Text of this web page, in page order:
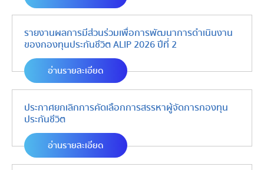
รายงานผลการมีส่วนร่วมเพื่อการพัฒนาการดำเนินงาน
ของกองทุนประกันชีวิต ALIP 2026 ปีที่ 2
อ่านรายละเอียด
ประกาศยกเลิกการคัดเลือกการสรรหาผู้จัดการกองทุน
ประกันชีวิต
อ่านรายละเอียด